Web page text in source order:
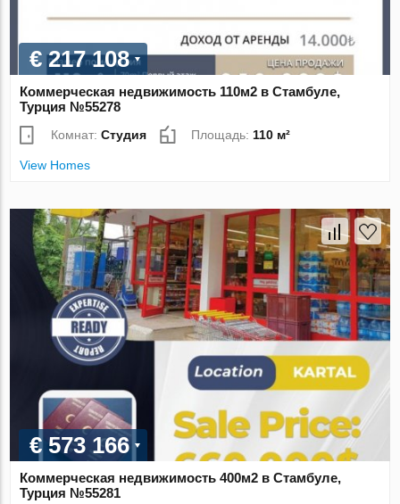
€ 217 108
Коммерческая недвижимость 110м2 в Стамбуле,
Турция №55278
Комнат:Студия Площадь: 110 м²
View Homes
€ 573 166
Коммерческая недвижимость 400м2 в Стамбуле,
Турция №55281